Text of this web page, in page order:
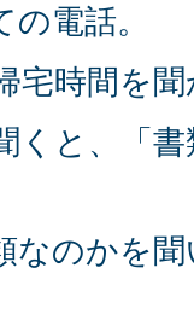
電話。
宅時間を
くと、「
なのかを